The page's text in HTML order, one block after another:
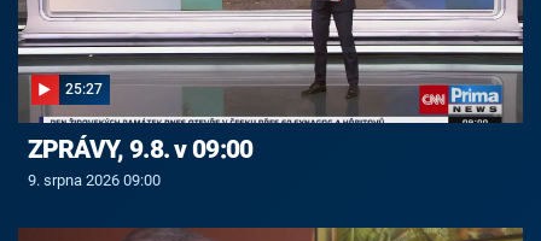
25:27
ZPRÁVY, 9.8. v 09:00
9. srpna 2026 09:00